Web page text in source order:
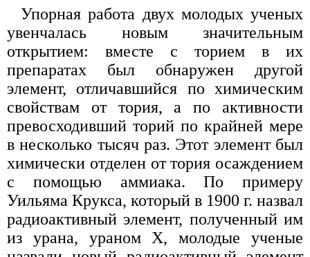
Упорная работа двух молодых ученых
увенчалась новым значительным
открытием: вместе с торием в их
препаратах был обнаружен другой
элемент, отличавшийся по химическим
свойствам от тория, а по активности
превосходивший торий по крайней мере
в несколько тысяч раз. Этот элемент был
химически отделен от тория осаждением
с помощью аммиака. По примеру
Уильяма Крукса, который в 1900 г. назвал
радиоактивный элемент, полученный им
из урана, ураном X, молодые ученые